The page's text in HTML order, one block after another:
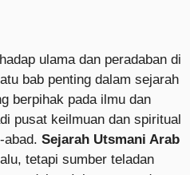
ulama dan peradaban di
bab penting dalam sejarah
berpihak pada ilmu dan
pusat keilmuan dan spiritual
abad. Sejarah Utsmani Arab
tetapi sumber teladan